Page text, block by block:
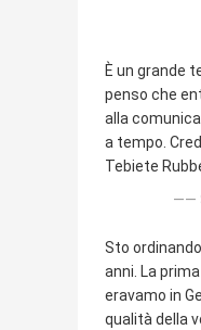
È un grande
penso che
alla
a tempo.
Tebiete
——
Sto
anni. La
eravamo in
qualità della